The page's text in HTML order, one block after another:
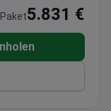
5.831 €